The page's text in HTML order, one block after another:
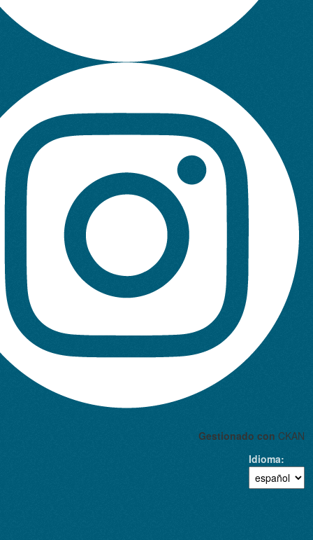
Gestionado con CKAN
Idioma